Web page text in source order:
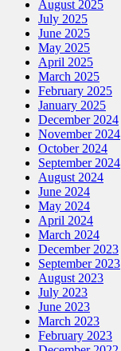
August 2025
July 2025
June 2025
May 2025
April 2025
March 2025
February 2025
January 2025
December 2024
November 2024
October 2024
September 2024
August 2024
June 2024
May 2024
April 2024
March 2024
December 2023
September 2023
August 2023
July 2023
June 2023
March 2023
February 2023